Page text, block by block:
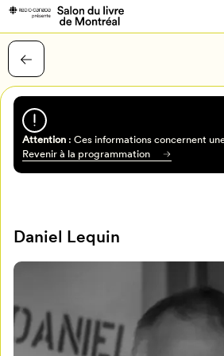
Attention: Ces informations concernent
Revenir à la programmation
Daniel Lequin